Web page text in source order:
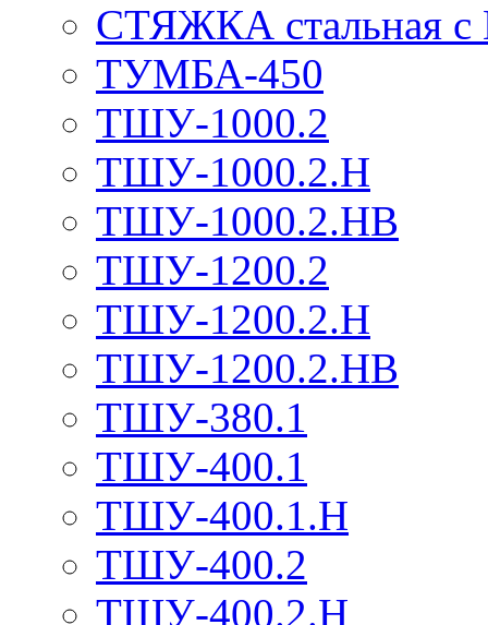
СТЯЖКА стальная
ТУМБА-450
ТШУ-1000.2
ТШУ-1000.2.Н
ТШУ-1000.2.НВ
ТШУ-1200.2
ТШУ-1200.2.Н
ТШУ-1200.2.НВ
ТШУ-380.1
ТШУ-400.1
ТШУ-400.1.Н
ТШУ-400.2
ТШУ-400.2.Н